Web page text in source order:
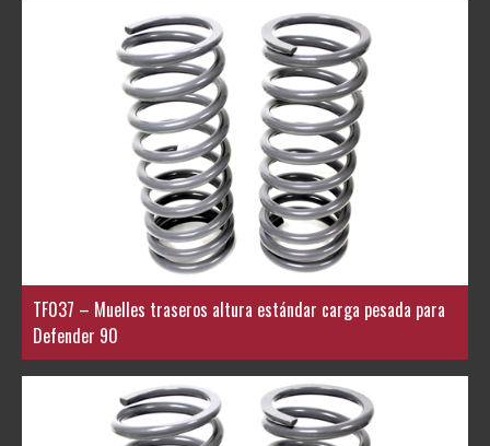
TF037 – Muelles traseros altura estándar carga pesada para
Defender 90